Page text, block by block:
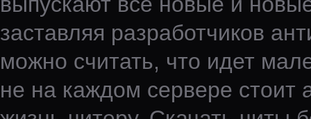
заставляя разработчиков
можно считать, что идет
не на каждом сервере стоит